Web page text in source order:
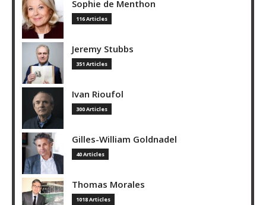
Sophie de Menthon
116 Articles
Jeremy Stubbs
351 Articles
Ivan Rioufol
300 Articles
Gilles-William Goldnadel
40 Articles
Thomas Morales
1018 Articles